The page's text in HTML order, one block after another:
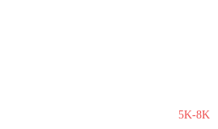
5K-8K